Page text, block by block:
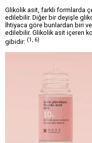
Glikolik asit, farklı formlarda
edilebilir. Diğer bir deyişle
İhtiyaca göre bunlardan biri
edilebilir. Glikolik asit içeren
gibidir: (1, 6)